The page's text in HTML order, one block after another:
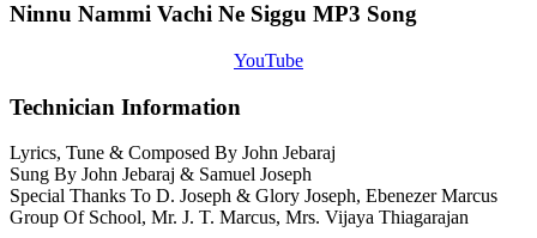
Ninnu Nammi Vachi Ne Siggu MP3 Song
YouTube
Technician Information
Lyrics, Tune & Composed By John Jebaraj
Sung By John Jebaraj & Samuel Joseph
Special Thanks To D. Joseph & Glory Joseph, Ebenezer Marcus
Group Of School, Mr. J. T. Marcus, Mrs. Vijaya Thiagarajan